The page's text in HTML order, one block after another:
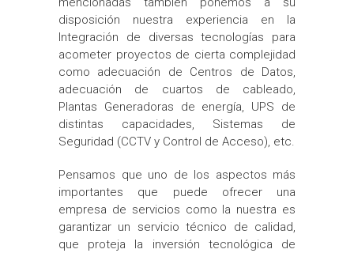
disposición nuestra experiencia en la
Integración de diversas tecnologías para
acometer proyectos de cierta complejidad
como adecuación de Centros de Datos,
adecuación de cuartos de cableado,
Plantas Generadoras de energía, UPS de
distintas capacidades, Sistemas de
Seguridad (CCTV y Control de Acceso), etc.
Pensamos que uno de los aspectos más
importantes que puede ofrecer una
empresa de servicios como la nuestra es
garantizar un servicio técnico de calidad,
que proteja la inversión tecnológica de